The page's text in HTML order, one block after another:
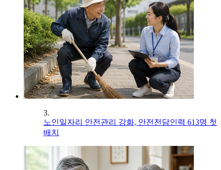
3.
노인일자리 안전관리 강화, 안전전담인력 613명 첫
배치